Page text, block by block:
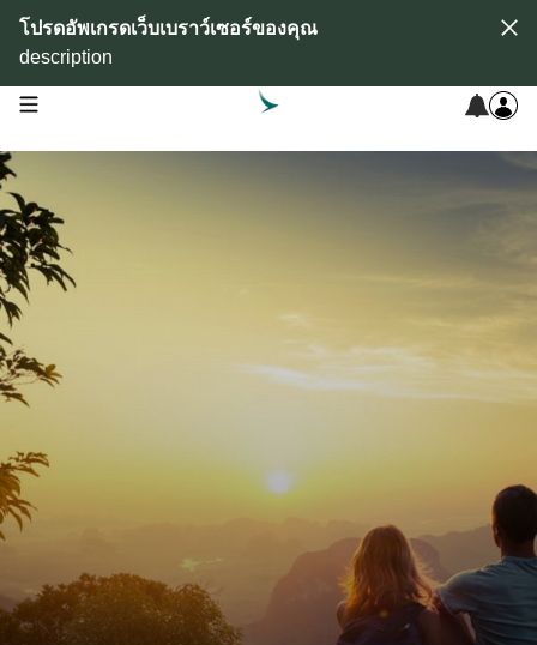
โปรดอัพเกรดเว็บเบราว์เซอร์ของคุณ
description
open navigation menu